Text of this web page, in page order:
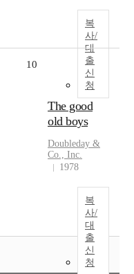
복
사/
대
출
신
청
10
The good
old boys
Doubleday &
Co., Inc.
1978
복
사/
대
출
신
청